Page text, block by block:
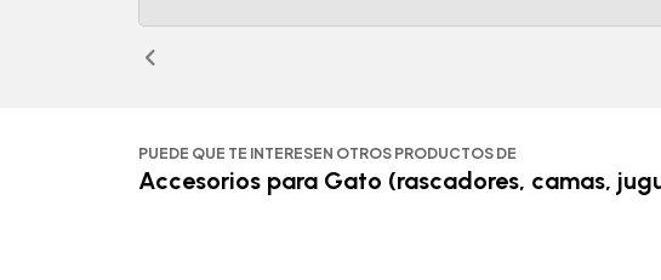
PUEDE QUE TE INTERESEN OTROS PRODUCTOS DE
Accesorios para Gato (rascadores, camas,